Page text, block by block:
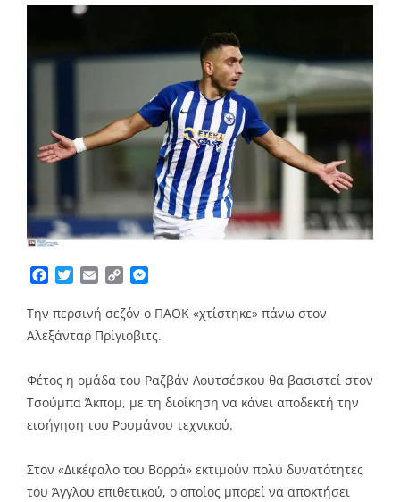
Facebook
TwitterEmailCopy
Την περσινή σεζόν ο ΠΑΟΚ «χτίστηκε» πάνω στον
Αλεξάνταρ Πρίγιοβιτς.
Φέτος η ομάδα του Ραζβάν Λουτσέσκου θα βασιστεί στον
Τσούμπα Άκπομ, με τη διοίκηση να κάνει αποδεκτή την
εισήγηση του Ρουμάνου τεχνικού.
Στον «Δικέφαλο του Βορρά» εκτιμούν πολύ δυνατότητες
του Άγγλου επιθετικού, ο οποίος μπορεί να αποκτήσει